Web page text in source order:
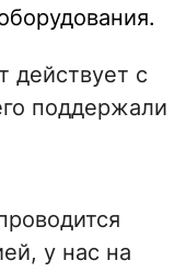
действует с
поддержали
у нас на